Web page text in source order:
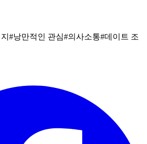
#낭만적인 관심#의사소통#데이트 조